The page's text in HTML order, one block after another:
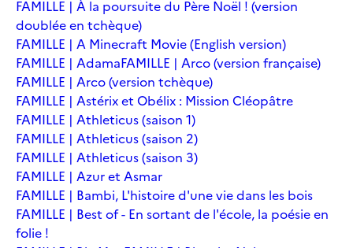
FAMILLE | À la poursuite du Père Noël ! (version
doublée en tchèque)
FAMILLE | A Minecraft Movie (English version)
FAMILLE | AdamaFAMILLE | Arco (version française)
FAMILLE | Arco (version tchèque)
FAMILLE | Astérix et Obélix : Mission Cléopâtre
FAMILLE | Athleticus (saison 1)
FAMILLE | Athleticus (saison 2)
FAMILLE | Athleticus (saison 3)
FAMILLE | Azur et Asmar
FAMILLE | Bambi, L'histoire d'une vie dans les bois
FAMILLE | Best of - En sortant de l'école, la poésie en
folie !